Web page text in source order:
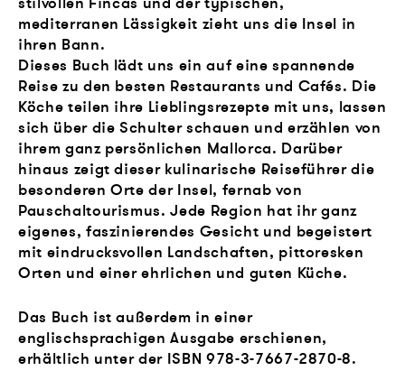
mediterranen Lässigkeit zieht uns die Insel in
ihren Bann.
Dieses Buch lädt uns ein auf eine spannende
Reise zu den besten Restaurants und Cafés. Die
Köche teilen ihre Lieblingsrezepte mit uns, lassen
sich über die Schulter schauen und erzählen von
ihrem ganz persönlichen Mallorca. Darüber
hinaus zeigt dieser kulinarische Reiseführer die
besonderen Orte der Insel, fernab von
Pauschaltourismus. Jede Region hat ihr ganz
eigenes, faszinierendes Gesicht und begeistert
mit eindrucksvollen Landschaften, pittoresken
Orten und einer ehrlichen und guten Küche.
Das Buch ist außerdem in einer
englischsprachigen Ausgabe erschienen,
erhältlich unter der ISBN 978-3-7667-2870-8.